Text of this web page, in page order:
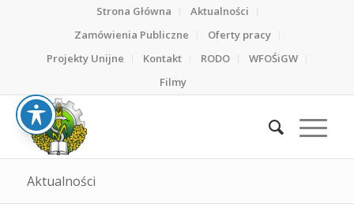
Strona Główna
Aktualności
Zamówienia Publiczne
Oferty pracy
Projekty Unijne
Kontakt RODO
WFOŚiGW
Filmy
Aktualności